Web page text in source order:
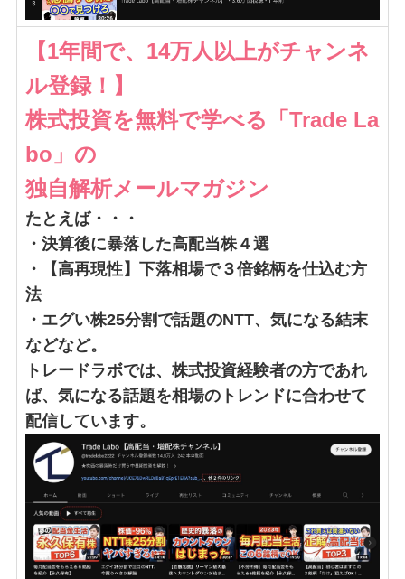
【1年間で、14万人以上がチャンネ
ル登録！】
株式投資を無料で学べる「Trade La
bo」の
独自解析メールマガジン
たとえば・・・
・決算後に暴落した高配当株４選
・【高再現性】下落相場で３倍銘柄を仕込む方
法
・エグい株25分割で話題のNTT、気になる結末
などなど。
トレードラボでは、株式投資経験者の方であれ
ば、気になる話題を相場のトレンドに合わせて
配信しています。